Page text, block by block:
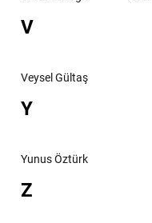
V
Veysel Gültaş
Y
Yunus Öztürk
Z